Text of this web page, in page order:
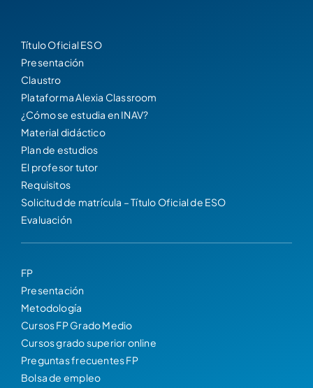
Título Oficial ESO
Presentación
Claustro
Plataforma Alexia Classroom
¿Cómo se estudia en INAV?
Material didáctico
Plan de estudios
El profesor tutor
Requisitos
Solicitud de matrícula – Título Oficial de ESO
Evaluación
FP
Presentación
Metodología
Cursos FP Grado Medio
Cursos grado superior online
Preguntas frecuentes FP
Bolsa de empleo